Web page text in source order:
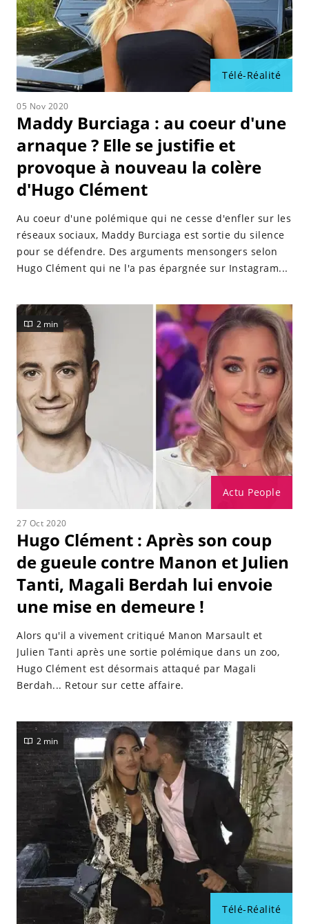
Télé-Réalité
05 Nov 2020
Maddy Burciaga : au coeur d'une
arnaque ? Elle se justifie et
provoque à nouveau la colère
d'Hugo Clément
Au coeur d'une polémique qui ne cesse d'enfler sur les
réseaux sociaux, Maddy Burciaga est sortie du silence
pour se défendre. Des arguments mensongers selon
Hugo Clément qui ne l'a pas épargnée sur Instagram...
Actu People
2 min
27 Oct 2020
Hugo Clément : Après son coup
de gueule contre Manon et Julien
Tanti, Magali Berdah lui envoie
une mise en demeure !
Alors qu'il a vivement critiqué Manon Marsault et
Julien Tanti après une sortie polémique dans un zoo,
Hugo Clément est désormais attaqué par Magali
Berdah... Retour sur cette affaire.
Télé-Réalité
2 min